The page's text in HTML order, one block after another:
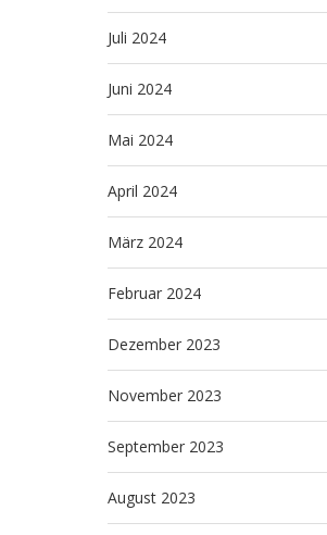
Juli 2024
Juni 2024
Mai 2024
April 2024
März 2024
Februar 2024
Dezember 2023
November 2023
September 2023
August 2023